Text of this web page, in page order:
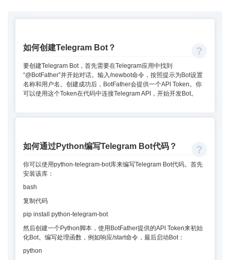
如何创建Telegram Bot？
要创建Telegram Bot，首先需要在Telegram应用中找到
“@BotFather”并开始对话。输入/newbot命令，按照提示为Bot设置
名称和用户名。创建成功后，BotFather会提供一个API Token。你
可以使用这个Token在代码中连接Telegram API，开始开发Bot。
如何通过Python编写Telegram Bot代码？
你可以使用python-telegram-bot库来编写Telegram Bot代码。首先
安装该库：
bash
复制代码
pip install python-telegram-bot
然后创建一个Python脚本，使用BotFather提供的API Token来初始
化Bot。编写处理函数，例如响应/start命令，最后启动Bot：
python